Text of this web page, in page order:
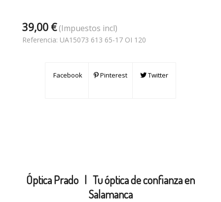
39,00 €(Impuestos incl)
Referencia: UA15073 613 65-17 OI 120
Facebook Pinterest Twitter
Óptica Prado | Tu óptica de confianza en
Salamanca